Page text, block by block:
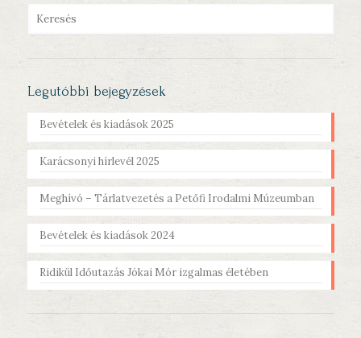
Legutóbbi bejegyzések
Bevételek és kiadások 2025
Karácsonyi hírlevél 2025
Meghívó – Tárlatvezetés a Petőfi Irodalmi Múzeumban
Bevételek és kiadások 2024
Ridikül Időutazás Jókai Mór izgalmas életében